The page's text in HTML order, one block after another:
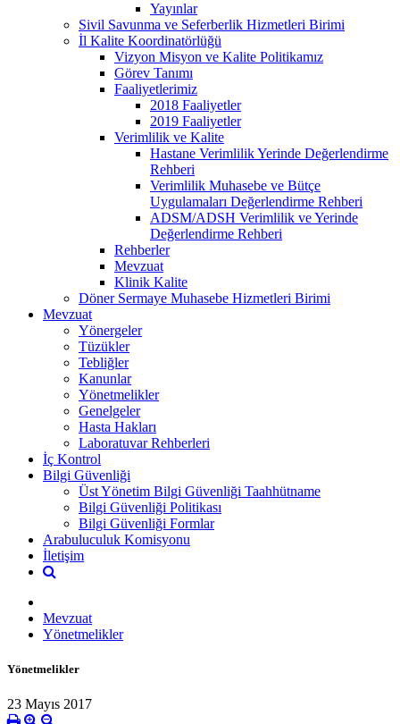
Yayınlar
Sivil Savunma ve Seferberlik Hizmetleri Birimi
İl Kalite Koordinatörlüğü
Vizyon Misyon ve Kalite Politikamız
Görev Tanımı
Faaliyetlerimiz
2018 Faaliyetler
2019 Faaliyetler
Verimlilik ve Kalite
Hastane Verimlilik Yerinde Değerlendirme
Rehberi
Verimlilik Muhasebe ve Bütçe
Uygulamaları Değerlendirme Rehberi
ADSM/ADSH Verimlilik ve Yerinde
Değerlendirme Rehberi
Rehberler
Mevzuat
Klinik Kalite
Döner Sermaye Muhasebe Hizmetleri Birimi
Mevzuat
Yönergeler
Tüzükler
Tebliğler
Kanunlar
Yönetmelikler
Genelgeler
Hasta Hakları
Laboratuvar Rehberleri
İç Kontrol
Bilgi Güvenliği
Üst Yönetim Bilgi Güvenliği Taahhütname
Bilgi Güvenliği Politikası
Bilgi Güvenliği Formlar
Arabuluculuk Komisyonu
İletişim
Mevzuat
Yönetmelikler
Yönetmelikler
23 Mayıs 2017